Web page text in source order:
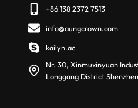
+86 138 2372 7513
info@aungcrown.com
kailyn.ac
Nr. 30, Xinmuxinyuan
Longgang District